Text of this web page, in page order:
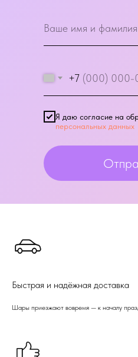
+7
Я даю согласие на
персональных данных
Быстрая и надёжная доставка
Шары приезжают вовремя — к началу